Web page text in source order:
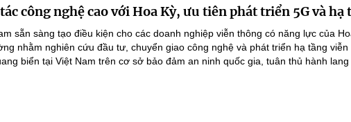
công nghệ cao với Hoa Kỳ, ưu tiên phát triển 5G và hạ
sẵn sàng tạo điều kiện cho các doanh nghiệp viễn thông có năng lực của
nhằm nghiên cứu đầu tư, chuyển giao công nghệ và phát triển hạ tầng viễn
biển tại Việt Nam trên cơ sở bảo đảm an ninh quốc gia, tuân thủ hành lang